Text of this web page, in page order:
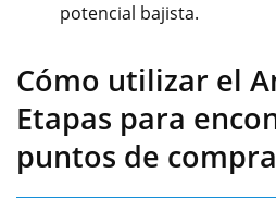
potencial bajista.
Cómo utilizar el
Etapas para
puntos de